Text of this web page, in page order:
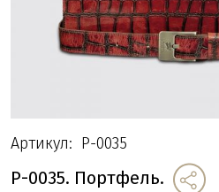
Артикул: P-0035
P-0035. Портфель.